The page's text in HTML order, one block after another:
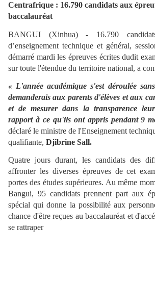
Centrafrique : 16.790 candidats aux
baccalauréat
BANGUI (Xinhua) - 16.790
d’enseignement technique et général,
démarré mardi les épreuves écrites dudit
sur toute l'étendue du territoire national, a
« L'année académique s'est déroulée
demanderais aux parents d'élèves et aux
et de mesurer dans la transparence
rapport à ce qu'ils ont appris pendant 9
déclaré le ministre de l'Enseignement
qualifiante, Djibrine Sall.
Quatre jours durant, les candidats des
affronter les diverses épreuves de cet
portes des études supérieures. Au même
Bangui, 95 candidats prennent part aux
spécial qui donne la possibilité aux
chance d'être reçues au baccalauréat et
se rattraper